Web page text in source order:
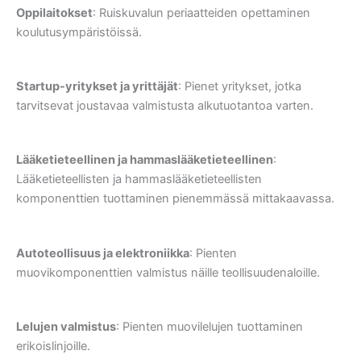
Oppilaitokset: Ruiskuvalun periaatteiden opettaminen
koulutusympäristöissä.
Startup-yritykset ja yrittäjät: Pienet yritykset, jotka
tarvitsevat joustavaa valmistusta alkutuotantoa varten.
Lääketieteellinen ja hammaslääketieteellinen:
Lääketieteellisten ja hammaslääketieteellisten
komponenttien tuottaminen pienemmässä mittakaavassa.
Autoteollisuus ja elektroniikka: Pienten
muovikomponenttien valmistus näille teollisuudenaloille.
Lelujen valmistus: Pienten muovilelujen tuottaminen
erikoislinjoille.